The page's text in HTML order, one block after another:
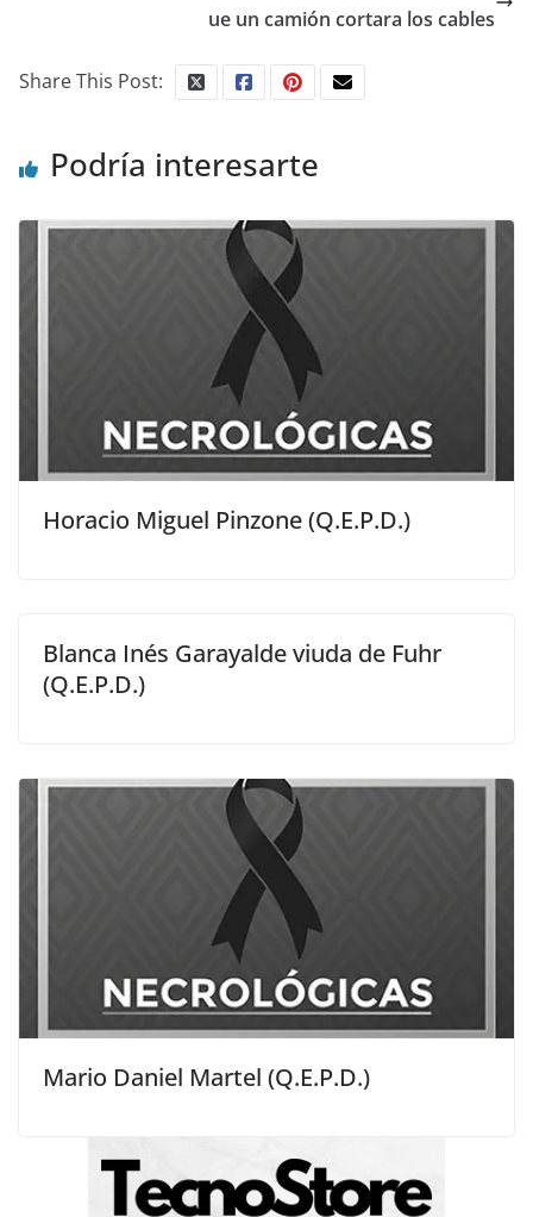
ue un camión cortara los cables
Share This Post:
Podría interesarte
Horacio Miguel Pinzone (Q.E.P.D.)
Blanca Inés Garayalde viuda de Fuhr
(Q.E.P.D.)
Mario Daniel Martel (Q.E.P.D.)